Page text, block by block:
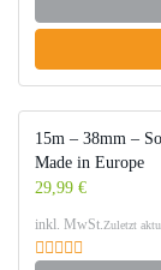
15m – 38mm –
Made in Europe
29,99 €
inkl. MwSt.Zuletzt